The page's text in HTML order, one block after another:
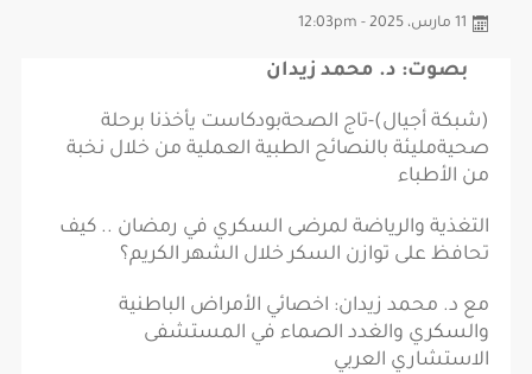
11 مارس، 2025 - 12:03pm
بصوت: د. محمد زيدان
(شبكة أجيال)-تاج الصحةبودكاست يأخذنا برحلة
صحيةمليئة بالنصائح الطبية العملية من خلال نخبة
من الأطباء
التغذية والرياضة لمرضى السكري في رمضان .. كيف
تحافظ على توازن السكر خلال الشهر الكريم؟
مع د. محمد زيدان: اخصائي الأمراض الباطنية
والسكري والغدد الصماء في المستشفى
الاستشاري العربي